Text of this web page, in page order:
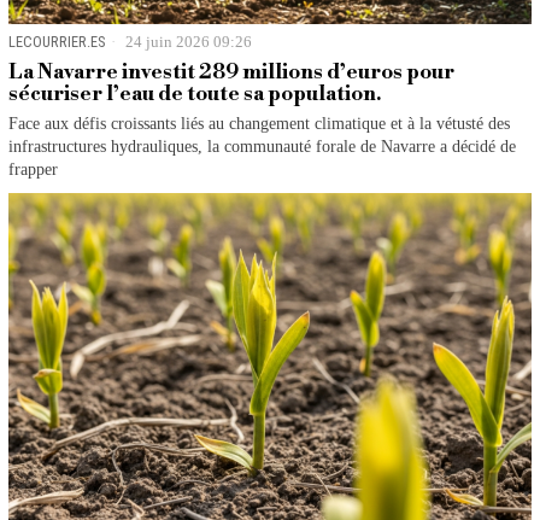
LECOURRIER.ES 24 juin 2026 09:26
La Navarre investit 289 millions d’euros pour
sécuriser l’eau de toute sa population.
Face aux défis croissants liés au changement climatique et à la vétusté des
infrastructures hydrauliques, la communauté forale de Navarre a décidé de
frapper